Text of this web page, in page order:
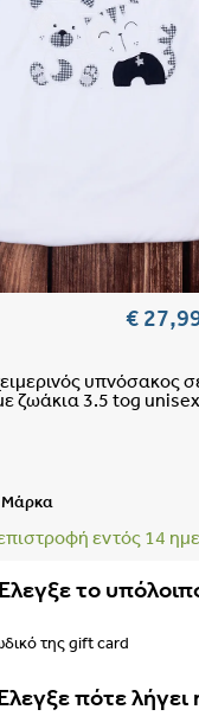
αγαπημένων
€
υπνόσακος
ζωάκια 3.5 tog unisex
Μάρκα
εντός 14
το
πότε
Δεν
να επαναφέρεις